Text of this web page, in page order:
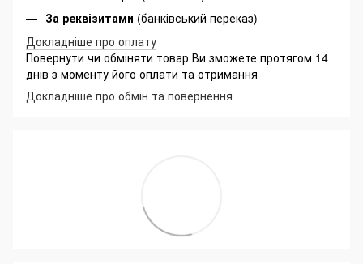
За реквізитами (банківський переказ)
Докладніше про оплату
Повернути чи обміняти товар Ви зможете протягом 14
днів з моменту його оплати та отримання
Докладніше про обмін та повернення